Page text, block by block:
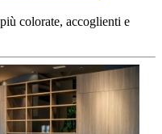
colorate, accoglienti e